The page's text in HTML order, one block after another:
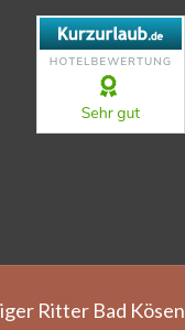
Ritter Bad Kösen